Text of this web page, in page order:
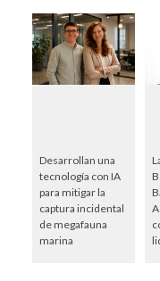
Desarrollan una
tecnología con IA
para mitigar la
captura incidental
de megafauna
marina